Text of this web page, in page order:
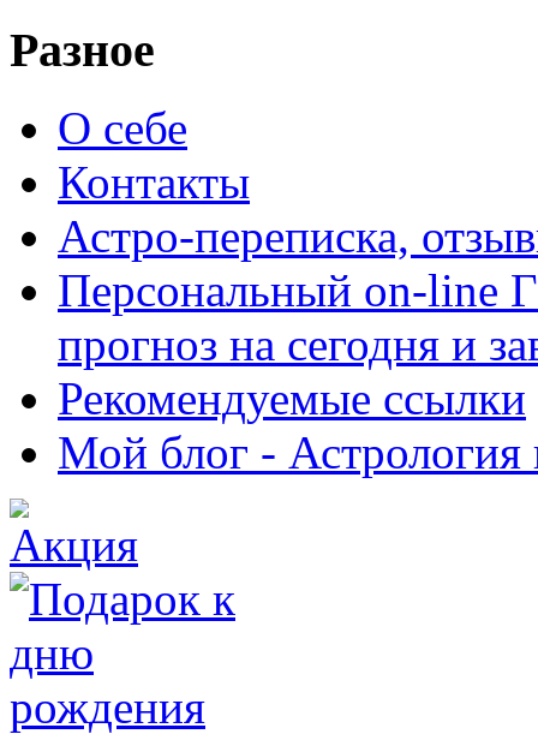
Разное
О себе
Контакты
Астро-переписка,
Персональный on-
прогноз на сегодня и
Рекомендуемые ссылки
Мой блог - Астрология